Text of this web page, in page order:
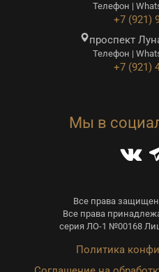
Телефон |
+7 (921)
проспект
Телефон |
+7 (921)
Мы в
Все права
Все права
серия ЛО-1 №00168
Политика